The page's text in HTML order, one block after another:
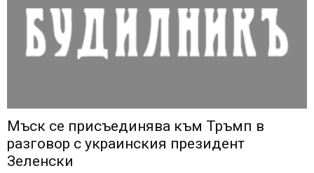
Мъск се присъединява към Тръмп в
разговор с украинския президент
Зеленски